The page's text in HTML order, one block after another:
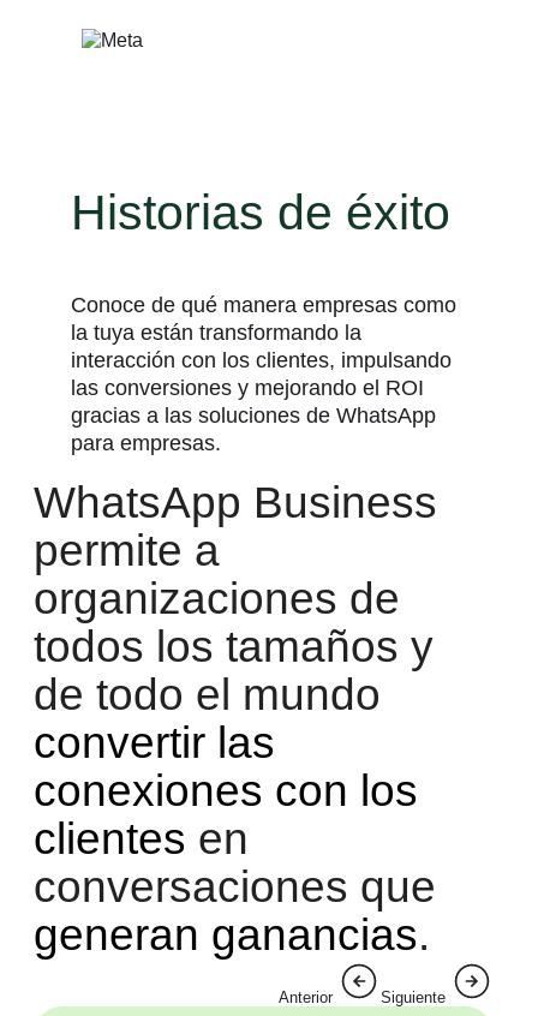
Historias de éxito
Conoce de qué manera empresas como
la tuya están transformando la
interacción con los clientes, impulsando
las conversiones y mejorando el ROI
gracias a las soluciones de WhatsApp
para empresas.
WhatsApp Business
permite a
organizaciones de
todos los tamaños y
de todo el mundo
convertir las
conexiones con los
clientes en
conversaciones que
generan ganancias.
Anterior Siguiente